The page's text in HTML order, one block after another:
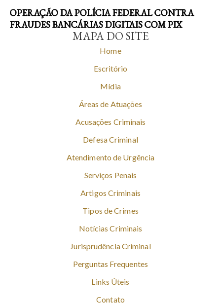
OPERAÇÃO DA POLÍCIA FEDERAL CONTRA
FRAUDES BANCÁRIAS DIGITAIS COM PIX
MAPA DO SITE
Home
Escritório
Mídia
Áreas de Atuações
Acusações Criminais
Defesa Criminal
Atendimento de Urgência
Serviços Penais
Artigos Criminais
Tipos de Crimes
Notícias Criminais
Jurisprudência Criminal
Perguntas Frequentes
Links Úteis
Contato